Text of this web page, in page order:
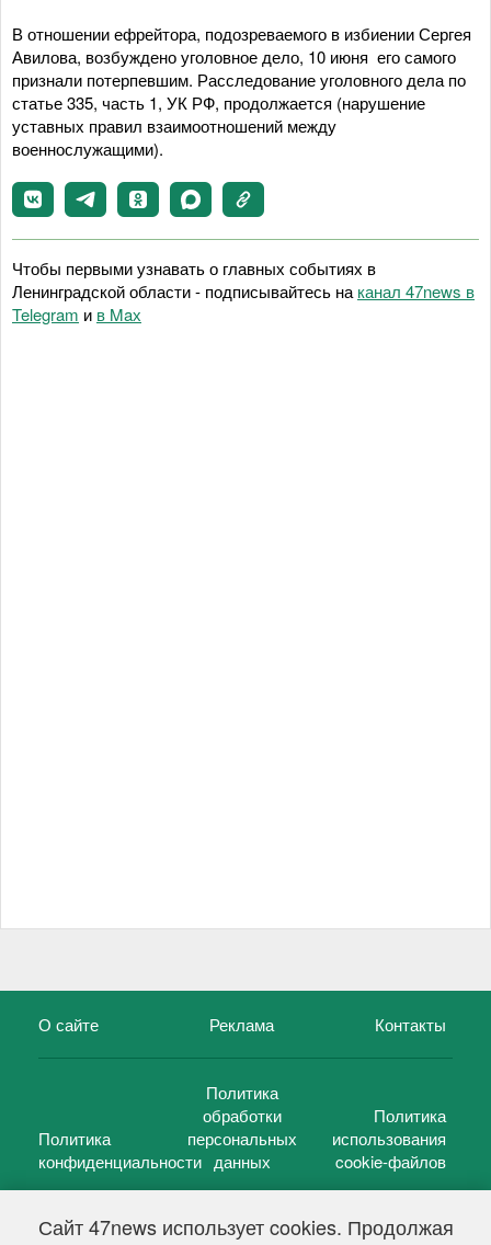
Сайт 47news использует cookies. Продолжая
В отношении ефрейтора, подозреваемого в избиении Сергея
Авилова, возбуждено уголовное дело, 10 июня его самого
признали потерпевшим. Расследование уголовного дела по
статье 335, часть 1, УК РФ, продолжается (нарушение
уставных правил взаимоотношений между
военнослужащими).
Чтобы первыми узнавать о главных событиях в
Ленинградской области - подписывайтесь на канал 47news в
Telegram и в Maх
О сайте Реклама Контакты
Политика
конфиденциальности
Политика
обработки
персональных
данных
Политика
использования
cookie-файлов